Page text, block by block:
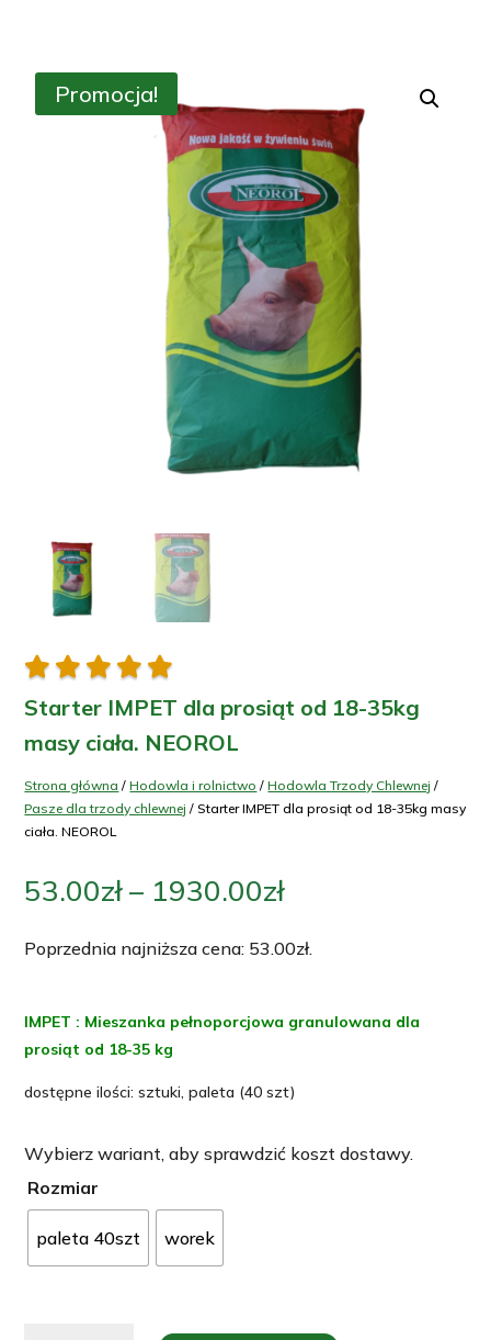
Promocja!
    
Starter IMPET dla prosiąt od 18-35kg
masy ciała. NEOROL
Strona główna /Hodowla i rolnictwo /Hodowla Trzody Chlewnej /
Pasze dla trzody chlewnej / Starter IMPET dla prosiąt od 18-35kg masy
ciała. NEOROL
53.00zł – 1930.00złZakres
od
1930.00zł
Poprzednia najniższa cena: 53.00zł.
IMPET : Mieszanka pełnoporcjowa granulowana dla
prosiąt od 18-35 kg
dostępne ilości: sztuki, paleta (40 szt)
Wybierz wariant, aby sprawdzić koszt dostawy.
Rozmiar
paleta 40szt worek